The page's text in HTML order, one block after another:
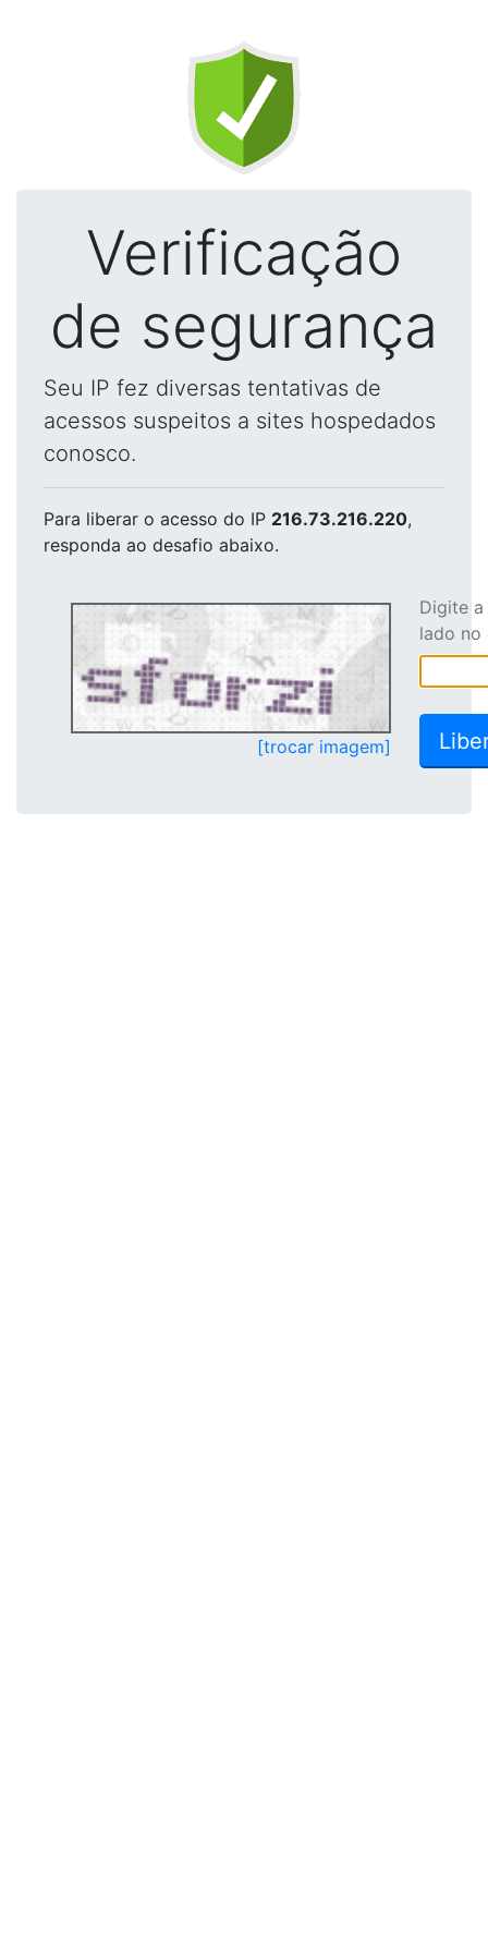
Verificação
de segurança
Seu IP fez diversas tentativas de
acessos suspeitos a sites hospedados
conosco.
Para liberar o acesso do IP 216.73.216.220,
responda ao desafio abaixo.
[trocar imagem]
Digite
lado no